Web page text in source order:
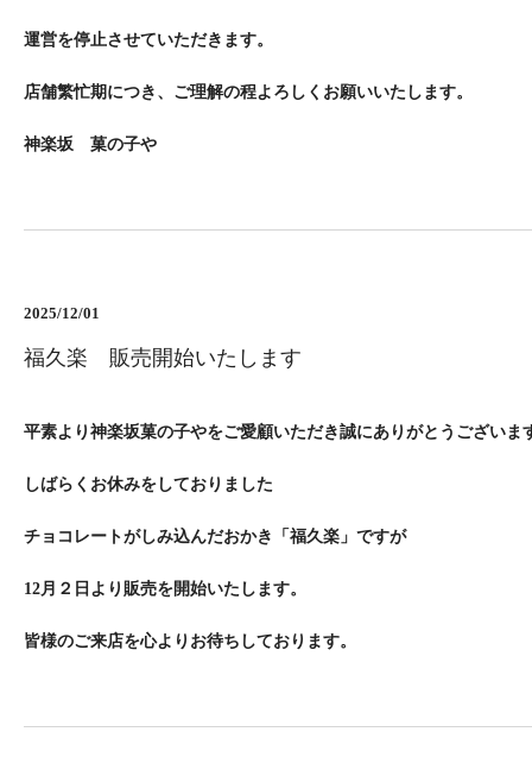
運営を停止させていただきます。
店舗繁忙期につき、ご理解の程よろしくお願いいたします。
神楽坂 菓の子や
2025/12/01
福久楽 販売開始いたします
平素より神楽坂菓の子やをご愛顧いただき誠にありがとうございま
しばらくお休みをしておりました
チョコレートがしみ込んだおかき「福久楽」ですが
12月２日より販売を開始いたします。
皆様のご来店を心よりお待ちしております。